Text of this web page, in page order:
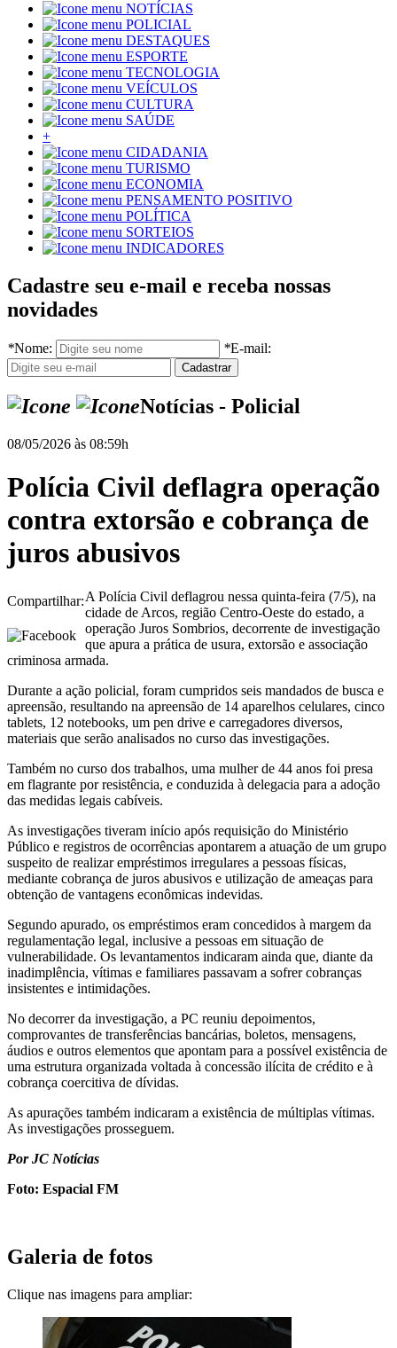
NOTÍCIAS
POLICIAL
DESTAQUES
ESPORTE
TECNOLOGIA
VEÍCULOS
CULTURA
SAÚDE
+
CIDADANIA
TURISMO
ECONOMIA
PENSAMENTO POSITIVO
POLÍTICA
SORTEIOS
INDICADORES
Cadastre seu e-mail e receba nossas
novidades
*Nome: *E-mail:
Notícias - Policial
08/05/2026 às 08:59h
Polícia Civil deflagra operação
contra extorsão e cobrança de
juros abusivos
Compartilhar:A Polícia Civil deflagrou nessa quinta-feira (7/5), na
cidade de Arcos, região Centro-Oeste do estado, a
operação Juros Sombrios, decorrente de investigação
que apura a prática de usura, extorsão e associação
criminosa armada.
Durante a ação policial, foram cumpridos seis mandados de busca e
apreensão, resultando na apreensão de 14 aparelhos celulares, cinco
tablets, 12 notebooks, um pen drive e carregadores diversos,
materiais que serão analisados no curso das investigações.
Também no curso dos trabalhos, uma mulher de 44 anos foi presa
em flagrante por resistência, e conduzida à delegacia para a adoção
das medidas legais cabíveis.
As investigações tiveram início após requisição do Ministério
Público e registros de ocorrências apontarem a atuação de um grupo
suspeito de realizar empréstimos irregulares a pessoas físicas,
mediante cobrança de juros abusivos e utilização de ameaças para
obtenção de vantagens econômicas indevidas.
Segundo apurado, os empréstimos eram concedidos à margem da
regulamentação legal, inclusive a pessoas em situação de
vulnerabilidade. Os levantamentos indicaram ainda que, diante da
inadimplência, vítimas e familiares passavam a sofrer cobranças
insistentes e intimidações.
No decorrer da investigação, a PC reuniu depoimentos,
comprovantes de transferências bancárias, boletos, mensagens,
áudios e outros elementos que apontam para a possível existência de
uma estrutura organizada voltada à concessão ilícita de crédito e à
cobrança coercitiva de dívidas.
As apurações também indicaram a existência de múltiplas vítimas.
As investigações prosseguem.
Por JC Notícias
Foto: Espacial FM
Galeria de fotos
Clique nas imagens para ampliar: